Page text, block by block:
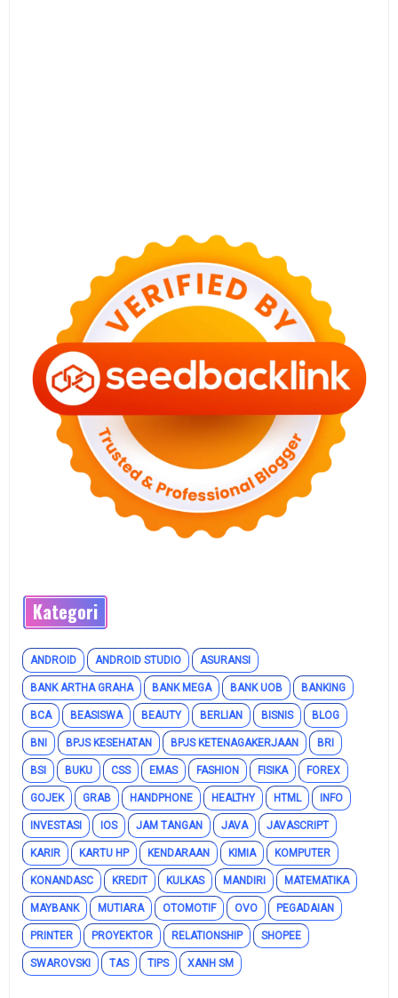
Kategori
ANDROID ANDROID STUDIO ASURANSI
BANK ARTHA GRAHA BANK MEGA BANK UOB BANKING
BCA BEASISWA BEAUTY BERLIAN BISNIS BLOG
BNI BPJS KESEHATAN BPJS KETENAGAKERJAAN BRI
BSI BUKU CSS EMAS FASHION FISIKA FOREX
GOJEK GRAB HANDPHONE HEALTHY HTML INFO
INVESTASI IOS JAM TANGAN JAVA JAVASCRIPT
KARIR KARTU HP KENDARAAN KIMIA KOMPUTER
KONANDASC KREDIT KULKAS MANDIRI MATEMATIKA
MAYBANK MUTIARA OTOMOTIF OVO PEGADAIAN
PRINTER PROYEKTOR RELATIONSHIP SHOPEE
SWAROVSKI TAS TIPS XANH SM